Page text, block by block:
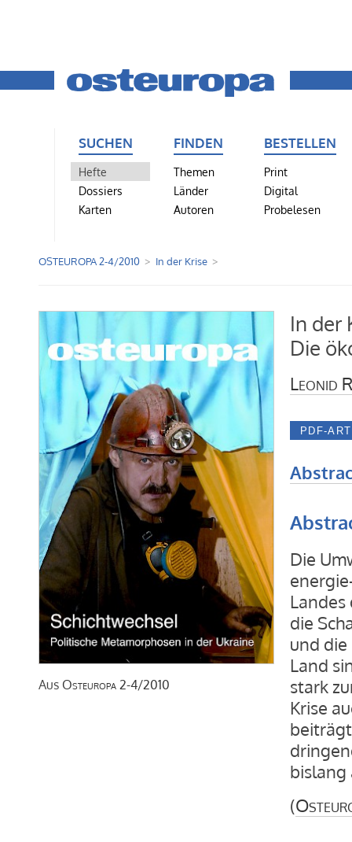
SUCHEN
Hefte
Dossiers
Karten
FINDEN
Themen
Länder
Autoren
BESTELLEN
Print
Digital
Probelesen
OSTEUROPA 2-4/2010 In der Krise
Aus Osteuropa 2-4/2010
In der
Die
Leonid
Die
die
und
Land
stark
Krise
bislang
(